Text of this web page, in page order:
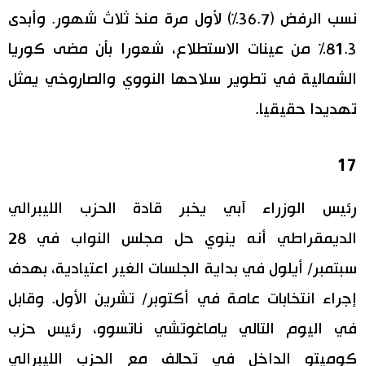
نسب الرفض (36.7%) لأول مرة منذ ثلاث شهور. وأبدى
81.3% من عينات الاستطلاع، شعورا بأن مضى كوريا
الشمالية في تطوير سلاحها النووي والصاروخي يمثل
تهديدا حقيقيا.
17
رئيس الوزراء آبي يخبر قادة الحزب الليبرالي
الديمقراطي أنه ينوي حل مجلس النواب في 28
سبتمبر/ أيلول في بداية الجلسات الغير اعتيادية، بهدف
إجراء انتخابات عامة في أكتوبر/ تشرين الأول. وقابل
في اليوم التالي ياماغوتشي ناتسوو، رئيس حزب
كوميتو الداخل في تحالف مع الحزب الليبرالي